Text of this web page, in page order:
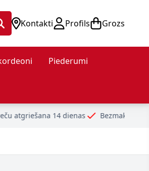
Kontakti Profils Grozs
Piederumi
Bezmaksas piegāde no 99€